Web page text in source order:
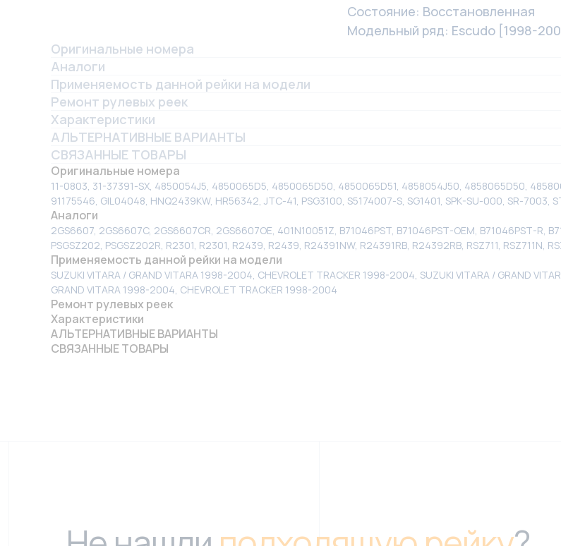
Состояние: Восстановленная
Модельный ряд: Escudo [1998-
Оригинальные номера
Аналоги
Применяемость данной рейки на модели
Ремонт рулевых реек
Характеристики
АЛЬТЕРНАТИВНЫЕ ВАРИАНТЫ
СВЯЗАННЫЕ ТОВАРЫ
Оригинальные номера
11-0803, 31-37391-SX, 4850054J5, 4850065D5, 4850065D50, 4850065D51, 4858054J50, 4858065D50,
91175546, GIL04048, HNQ2439KW, HR56342, JTC-41, PSG3100, S5174007-S, SG1401, SPK-SU-000, SR-7003,
Аналоги
2GS6607, 2GS6607C, 2GS6607CR, 2GS6607OE, 401N10051Z, B71046PST, B71046PST-OEM, B71046PST-R,
PSGSZ202, PSGSZ202R, R2301, R2301, R2439, R2439, R24391NW, R24391RB, R24392RB, RSZ711, RSZ711N,
Применяемость данной рейки на модели
SUZUKI VITARA / GRAND VITARA 1998-2004, CHEVROLET TRACKER 1998-2004, SUZUKI VITARA / GRAND
GRAND VITARA 1998-2004, CHEVROLET TRACKER 1998-2004
Ремонт рулевых реек
Характеристики
АЛЬТЕРНАТИВНЫЕ ВАРИАНТЫ
СВЯЗАННЫЕ ТОВАРЫ